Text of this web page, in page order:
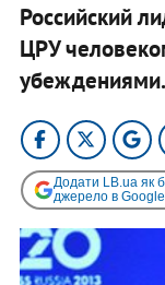
Российский
ЦРУ
убеждениями.
Додати LB.ua як
джерело в Google